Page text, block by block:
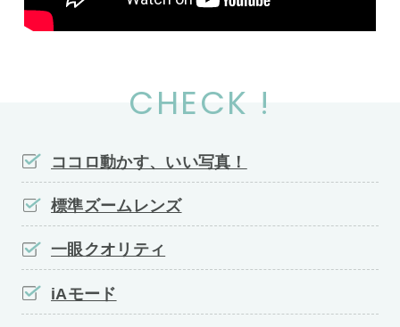
CHECK !
ココロ動かす、いい写真！
標準ズームレンズ
一眼クオリティ
iAモード